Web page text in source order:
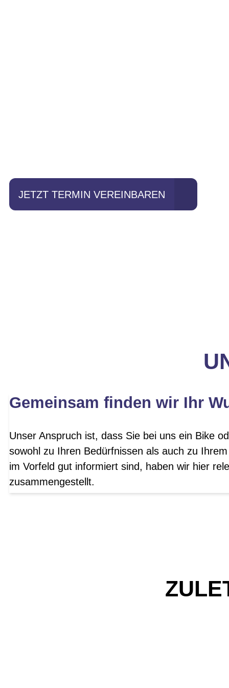
JETZT TERMIN VEREINBAREN
Gemeinsam finden wir Ihr
Unser Anspruch ist, dass Sie bei uns ein Bike
sowohl zu Ihren Bedürfnissen als auch zu
im Vorfeld gut informiert sind, haben wir hier
zusammengestellt.